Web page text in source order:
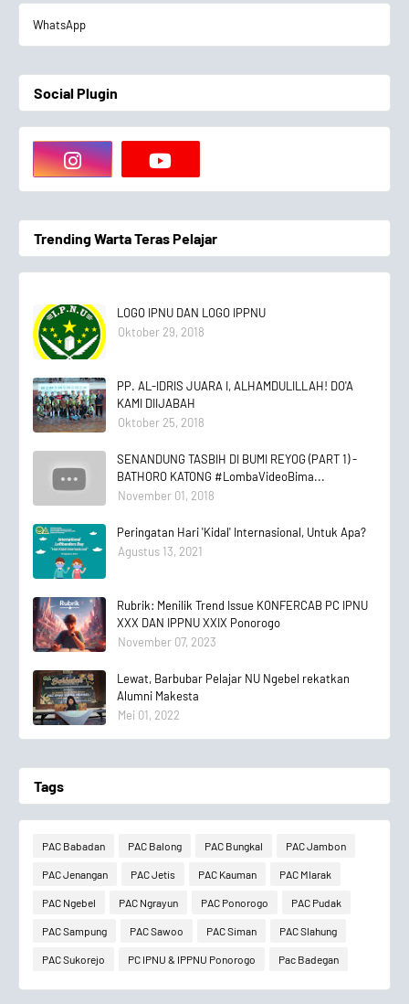
WhatsApp
Social Plugin
Trending Warta Teras Pelajar
LOGO IPNU DAN LOGO IPPNU
Oktober 29, 2018
PP. AL-IDRIS JUARA I, ALHAMDULILLAH! DO'A
KAMI DIIJABAH
Oktober 25, 2018
SENANDUNG TASBIH DI BUMI REYOG (PART 1) -
BATHORO KATONG #LombaVideoBima...
November 01, 2018
Peringatan Hari 'Kidal' Internasional, Untuk Apa?
Agustus 13, 2021
Rubrik: Menilik Trend Issue KONFERCAB PC IPNU
XXX DAN IPPNU XXIX Ponorogo
November 07, 2023
Lewat, Barbubar Pelajar NU Ngebel rekatkan
Alumni Makesta
Mei 01, 2022
Tags
PAC Babadan PAC Balong PAC Bungkal PAC Jambon
PAC Jenangan PAC Jetis PAC Kauman PAC Mlarak
PAC Ngebel PAC Ngrayun PAC Ponorogo PAC Pudak
PAC Sampung PAC Sawoo PAC Siman PAC Slahung
PAC Sukorejo PC IPNU & IPPNU Ponorogo Pac Badegan